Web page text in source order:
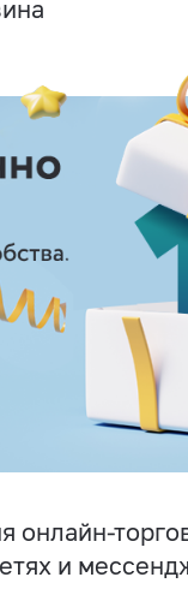
онлайн-
и